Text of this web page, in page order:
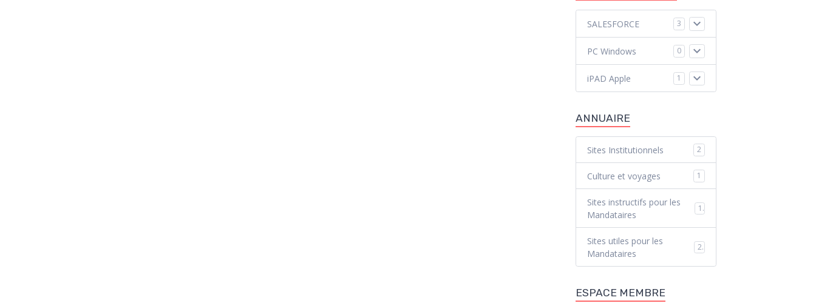
SALESFORCE 3
PC Windows 0
iPAD Apple 1
ANNUAIRE
Sites Institutionnels 2
Culture et voyages 1
Sites instructifs pour les
Mandataires
1
Sites utiles pour les
Mandataires
2
ESPACE MEMBRE